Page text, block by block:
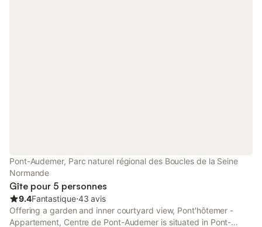
Pont-Audemer, Parc naturel régional des Boucles de la Seine
Normande
Gîte pour 5 personnes
9.4Fantastique⋅43 avis
Offering a garden and inner courtyard view, Pont'hôtemer -
Appartement, Centre de Pont-Audemer is situated in Pont-